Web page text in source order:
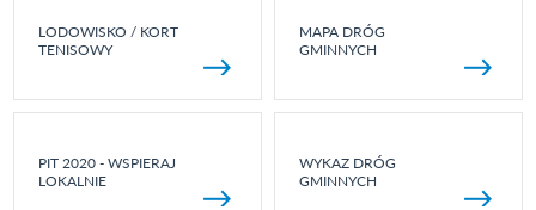
LODOWISKO / KORT
TENISOWY
MAPA DRÓG
GMINNYCH
PIT 2020 - WSPIERAJ
LOKALNIE
WYKAZ DRÓG
GMINNYCH